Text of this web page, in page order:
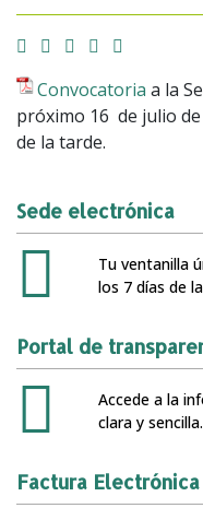
Facebook
TwitterEmailImprimir
Convocatoria a la
próximo 16 de julio de
de la tarde.
Sede electrónica
Tu ventanilla
los 7 días de
Portal de
Accede a la
clara y sencilla.
Factura Electrónica